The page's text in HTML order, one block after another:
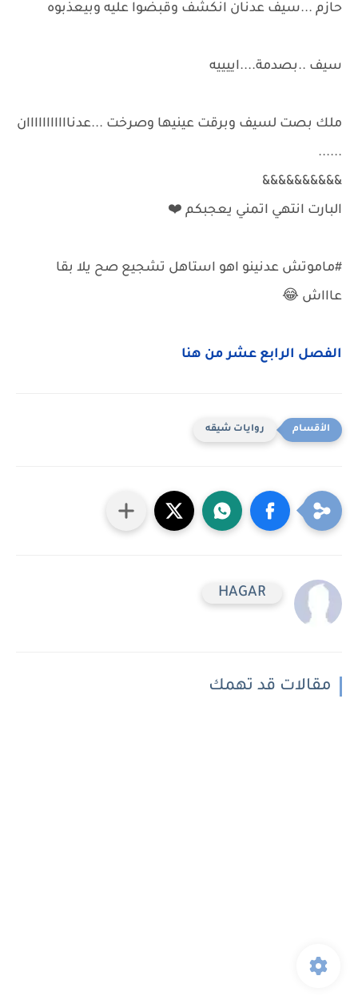
حازم ...سيف عدنان انكشف وقبضوا عليه وبيعذبوه
سيف ..بصدمة....اييييه
ملك بصت لسيف وبرقت عينيها وصرخت ...عدنااااااااااان
......
&&&&&&&&&&
البارت انتهي اتمني يعجبكم ❤️
#ماموتش عدنينو اهو استاهل تشجيع صح يلا بقا
عاااش 😂
الفصل الرابع عشر من هنا
روايات شيقه
HAGAR
مقالات قد تهمك